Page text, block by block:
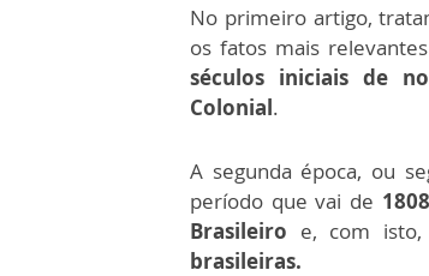
No primeiro artigo,
os fatos mais
séculos iniciais de
Colonial.
A segunda época, ou
período que vai de
Brasileiro e, com
brasileiras.